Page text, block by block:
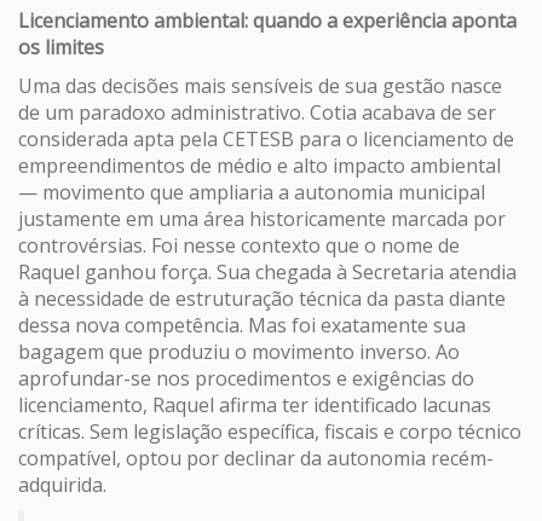
Licenciamento ambiental: quando a experiência aponta
os limites
Uma das decisões mais sensíveis de sua gestão nasce
de um paradoxo administrativo. Cotia acabava de ser
considerada apta pela CETESB para o licenciamento de
empreendimentos de médio e alto impacto ambiental
— movimento que ampliaria a autonomia municipal
justamente em uma área historicamente marcada por
controvérsias. Foi nesse contexto que o nome de
Raquel ganhou força. Sua chegada à Secretaria atendia
à necessidade de estruturação técnica da pasta diante
dessa nova competência. Mas foi exatamente sua
bagagem que produziu o movimento inverso. Ao
aprofundar-se nos procedimentos e exigências do
licenciamento, Raquel afirma ter identificado lacunas
críticas. Sem legislação específica, fiscais e corpo técnico
compatível, optou por declinar da autonomia recém-
adquirida.